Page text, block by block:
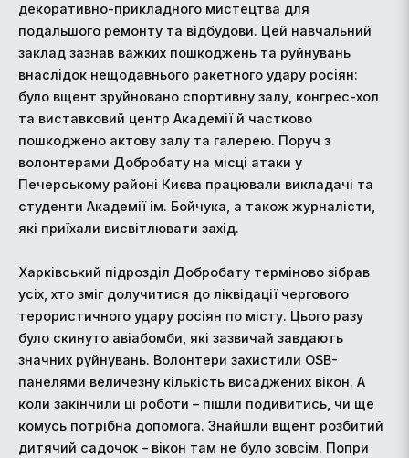
декоративно-прикладного мистецтва для
подальшого ремонту та відбудови. Цей навчальний
заклад зазнав важких пошкоджень та руйнувань
внаслідок нещодавнього ракетного удару росіян:
було вщент зруйновано спортивну залу, конгрес-хол
та виставковий центр Академії й частково
пошкоджено актову залу та галерею. Поруч з
волонтерами Добробату на місці атаки у
Печерському районі Києва працювали викладачі та
студенти Академії ім. Бойчука, а також журналісти,
які приїхали висвітлювати захід.
Харківський підрозділ Добробату терміново зібрав
усіх, хто зміг долучитися до ліквідації чергового
терористичного удару росіян по місту. Цього разу
було скинуто авіабомби, які зазвичай завдають
значних руйнувань. Волонтери захистили OSB-
панелями величезну кількість висаджених вікон. А
коли закінчили ці роботи – пішли подивитись, чи ще
комусь потрібна допомога. Знайшли вщент розбитий
дитячий садочок – вікон там не було зовсім. Попри